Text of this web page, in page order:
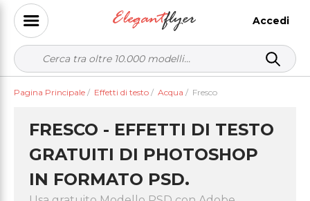
Accedi
Pagina Principale / Effetti di testo / Acqua / Fresco
FRESCO - EFFETTI DI TESTO
GRATUITI DI PHOTOSHOP
IN FORMATO PSD.